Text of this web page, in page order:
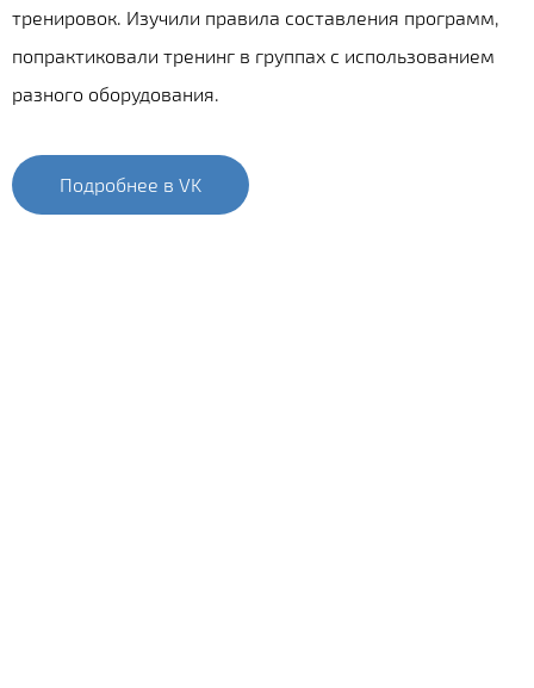
тренировок. Изучили правила составления программ,
попрактиковали тренинг в группах с использованием
разного оборудования.
Подробнее в VK